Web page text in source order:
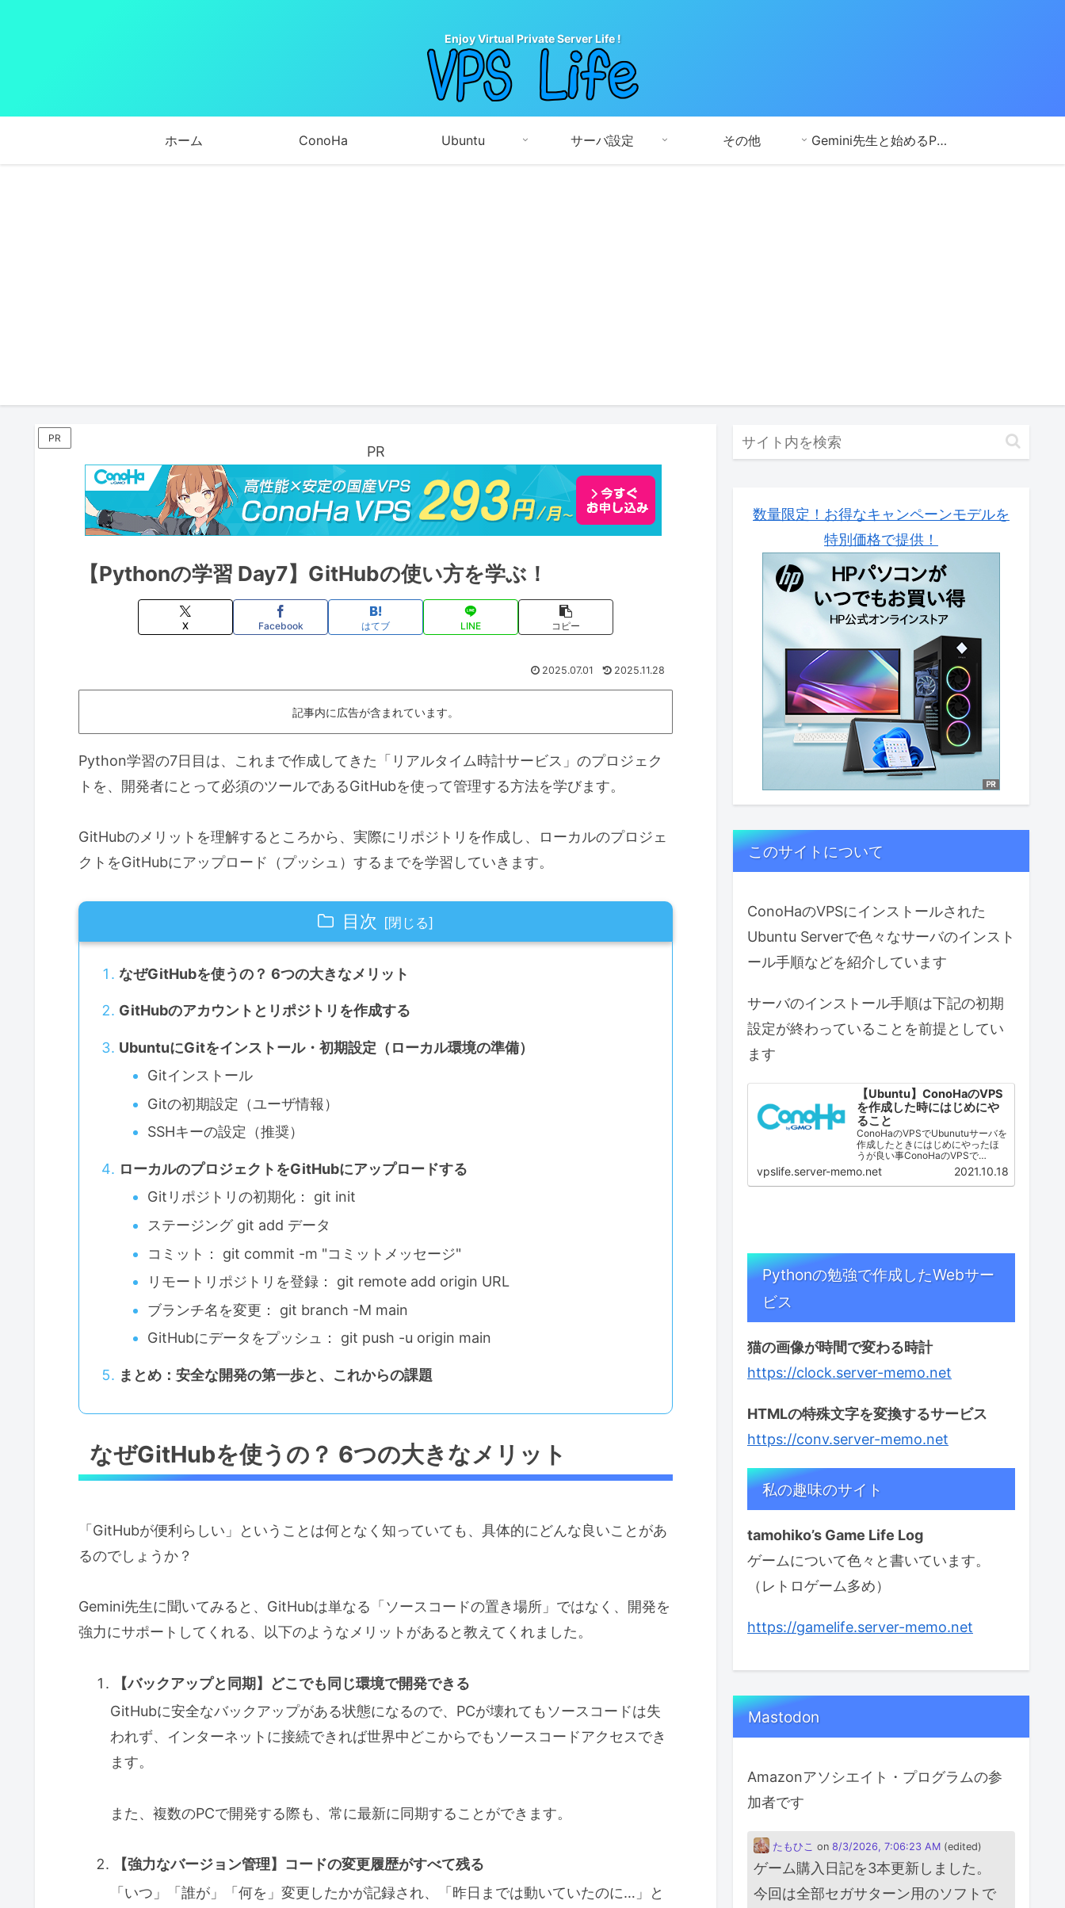
Enjoy Virtual Private Server Life !
ホーム ConoHa Ubuntu サーバ設定 その他 Gemini先生と始めるPython学習
PR
PR
【Pythonの学習 Day7】GitHubの使い方を学ぶ！
X Facebook はてブ LINE コピー
2025.07.01 2025.11.28
記事内に広告が含まれています。
Python学習の7日目は、これまで作成してきた「リアルタイム時計サービス」のプロジェク
トを、開発者にとって必須のツールであるGitHubを使って管理する方法を学びます。
GitHubのメリットを理解するところから、実際にリポジトリを作成し、ローカルのプロジェ
クトをGitHubにアップロード（プッシュ）するまでを学習していきます。
目次
なぜGitHubを使うの？ 6つの大きなメリット
GitHubのアカウントとリポジトリを作成する
UbuntuにGitをインストール・初期設定（ローカル環境の準備）
Gitインストール
Gitの初期設定（ユーザ情報）
SSHキーの設定（推奨）
ローカルのプロジェクトをGitHubにアップロードする
Gitリポジトリの初期化： git init
ステージング git add データ
コミット： git commit -m "コミットメッセージ"
リモートリポジトリを登録： git remote add origin URL
ブランチ名を変更： git branch -M main
GitHubにデータをプッシュ： git push -u origin main
まとめ：安全な開発の第一歩と、これからの課題
なぜGitHubを使うの？ 6つの大きなメリット
「GitHubが便利らしい」ということは何となく知っていても、具体的にどんな良いことがあ
るのでしょうか？
Gemini先生に聞いてみると、GitHubは単なる「ソースコードの置き場所」ではなく、開発を
強力にサポートしてくれる、以下のようなメリットがあると教えてくれました。
【バックアップと同期】どこでも同じ環境で開発できる
GitHubに安全なバックアップがある状態になるので、PCが壊れてもソースコードは失
われず、インターネットに接続できれば世界中どこからでもソースコードアクセスでき
ます。
また、複数のPCで開発する際も、常に最新に同期することができます。
【強力なバージョン管理】コードの変更履歴がすべて残る
「いつ」「誰が」「何を」変更したかが記録され、「昨日までは動いていたのに…」と
数量限定！お得なキャンペーンモデルを
特別価格で提供！
このサイトについて
ConoHaのVPSにインストールされた
Ubuntu Serverで色々なサーバのインスト
ール手順などを紹介しています
サーバのインストール手順は下記の初期
設定が終わっていることを前提としてい
ます
【Ubuntu】ConoHaのVPS
を作成した時にはじめにや
ること
ConoHaのVPSでUbunutuサーバを
作成したときにはじめにやったほ
うが良い事ConoHaのVPSで
Ubuntu Serverを作成した時に私が
最初に行っている作業です。 一般
ユーザの作成 SSHサーバ設定
vpslife.server-memo.net 2021.10.18
Pythonの勉強で作成したWebサー
ビス
猫の画像が時間で変わる時計
https://clock.server-memo.net
HTMLの特殊文字を変換するサービス
https://conv.server-memo.net
私の趣味のサイト
tamohiko’s Game Life Log
ゲームについて色々と書いています。
（レトロゲーム多め）
https://gamelife.server-memo.net
Mastodon
Amazonアソシエイト・プログラムの参
加者です
たもひこ on 8/3/2026, 7:06:23 AM (edited)
ゲーム購入日記を3本更新しました。
今回は全部セガサターン用のソフトで